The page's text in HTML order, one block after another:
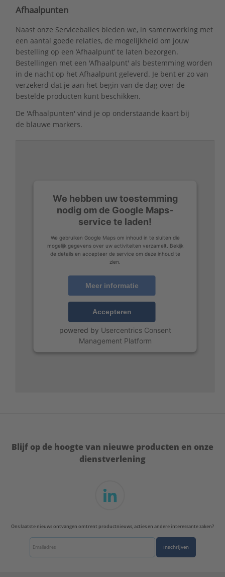
Afhaalpunten
Naast onze Servicebalies bieden we, in samenwerking met
een aantal goede relaties, de mogelijkheid om jouw
bestelling op een ‘Afhaalpunt’ te laten bezorgen.
Bestellingen met een 'Afhaalpunt' als bestemming worden
in de nacht op het Afhaalpunt geleverd. Je bent er zo van
verzekerd dat je aan het begin van de dag over de
bestelde producten kunt beschikken.
De 'Afhaalpunten' vind je op onderstaande kaart bij
de blauwe markers.
We hebben uw toestemming
nodig om de Google Maps-
service te laden!
We gebruiken Google Maps om inhoud in te sluiten die
mogelijk gegevens over uw activiteiten verzamelt. Bekijk
de details en accepteer de service om deze inhoud te
zien.
Meer informatie
Accepteren
powered by Usercentrics Consent
Management Platform
Blijf op de hoogte van nieuwe producten en onze
dienstverlening
Ons laatste nieuws ontvangen omtrent productnieuws, acties en andere interessante zaken?
Inschrijven